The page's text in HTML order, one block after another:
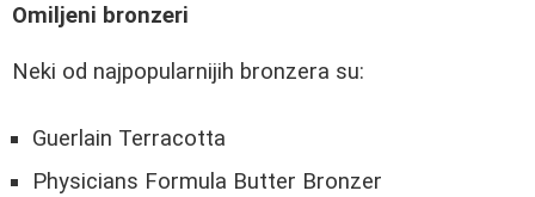
Omiljeni bronzeri
Neki od najpopularnijih bronzera su:
Guerlain Terracotta
Physicians Formula Butter Bronzer